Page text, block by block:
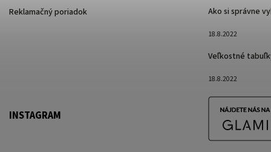
Reklamačný poriadok
Ako si správne
18.8.2022
Veľkostné
18.8.2022
INSTAGRAM